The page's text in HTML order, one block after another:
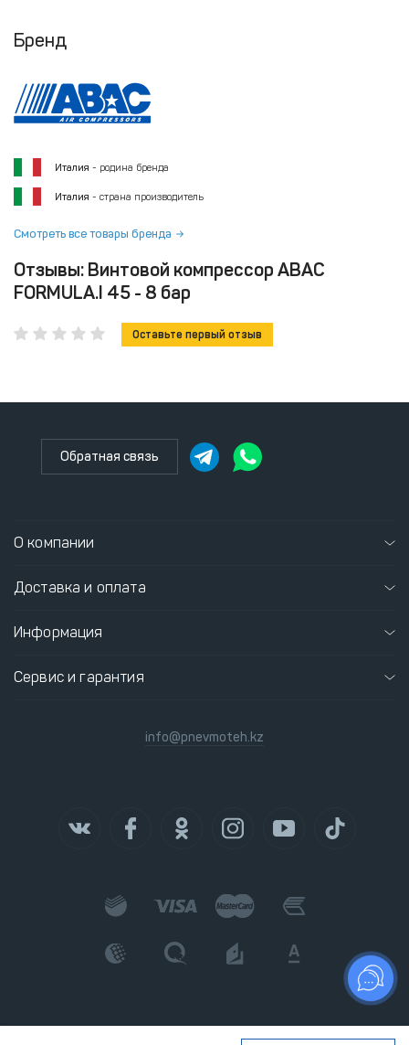
Бренд
Италия - родина бренда
Италия - страна производитель
Смотреть все товары бренда
Отзывы: Винтовой компрессор ABAC
FORMULA.I 45 - 8 бар
Оставьте первый отзыв
Обратная связь
О компании
Доставка и оплата
Информация
Сервис и гарантия
info@pnevmoteh.kz